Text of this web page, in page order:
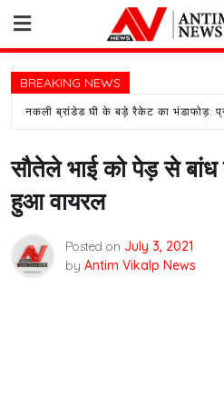
content
BREAKING NEWS
सौतेले भाई को पेड़ से बांध
हुआ वायरल
Posted on July 3, 2021
by Antim Vikalp News